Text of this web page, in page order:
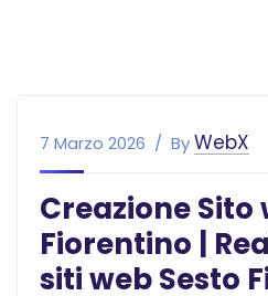
7 Marzo 2026 ByWebX
Creazione Sito
Fiorentino |
siti web Sesto